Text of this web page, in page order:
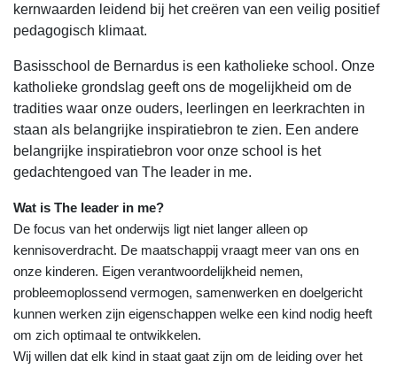
kernwaarden leidend bij het creëren van een veilig positief
pedagogisch klimaat.
Basisschool de Bernardus is een katholieke school. Onze
katholieke grondslag geeft ons de mogelijkheid om de
tradities waar onze ouders, leerlingen en leerkrachten in
staan als belangrijke inspiratiebron te zien. Een andere
belangrijke inspiratiebron voor onze school is het
gedachtengoed van The leader in me.
Wat is The leader in me?
De focus van het onderwijs ligt niet langer alleen op
kennisoverdracht. De maatschappij vraagt meer van ons en
onze kinderen. Eigen verantwoordelijkheid nemen,
probleemoplossend vermogen, samenwerken en doelgericht
kunnen werken zijn eigenschappen welke een kind nodig heeft
om zich optimaal te ontwikkelen.
Wij willen dat elk kind in staat gaat zijn om de leiding over het